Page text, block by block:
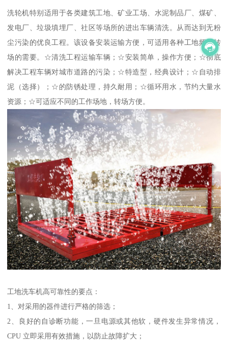
洗轮机特别适用于各类建筑工地、矿业工场、水泥制品厂、煤矿、
发电厂、垃圾填埋厂、社区等场所的进出车辆清洗。从而达到无粉
尘污染的优良工程。该设备安装运输方便，可适用各种工地频繁转
场的需要。☆清洗工程运输车辆；☆安装简单，操作方便；☆彻底
解决工程车辆对城市道路的污染；☆特造型，经典设计；☆自动排
泥（选择）；☆的防锈处理，持久耐用；☆循环用水，节约大量水
资源；☆可适应不同的工作场地，转场方便。
工地洗车机高可靠性的要点：
1、对采用的器件进行严格的筛选；
2、良好的自诊断功能，一旦电源或其他软，硬件发生异常情况，
CPU 立即采用有效措施，以防止故障扩大；